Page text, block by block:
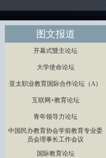
图文报道
开幕式暨主论坛
大学使命论坛
亚太职业教育国际合作论坛（A）
互联网+教育论坛
青年领导力论坛
中国民办教育协会学前教育专业委
员会理事长工作会议
国际教育论坛